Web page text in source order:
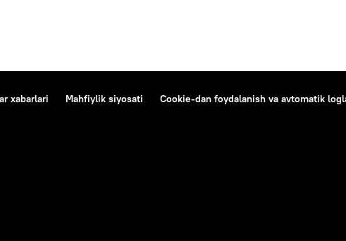
xabarlari Mahfiylik siyosati Cookie-dan foydalanish va avtomatik